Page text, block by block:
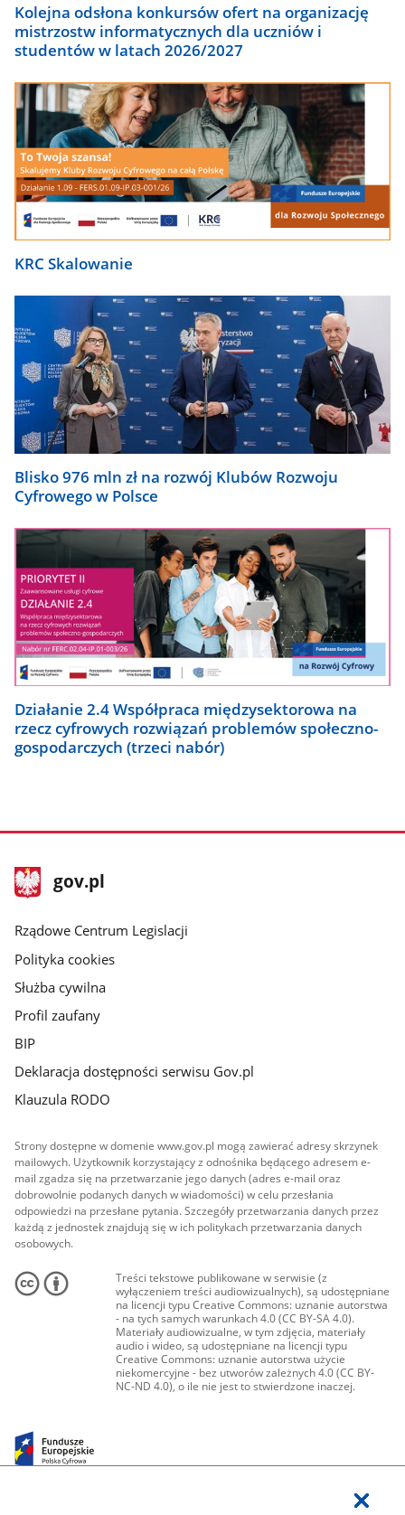
Kolejna odsłona konkursów ofert na organizację
mistrzostw informatycznych dla uczniów i
studentów w latach 2026/2027
KRC Skalowanie
Blisko 976 mln zł na rozwój Klubów Rozwoju
Cyfrowego w Polsce
Działanie 2.4 Współpraca międzysektorowa na
rzecz cyfrowych rozwiązań problemów społeczno-
gospodarczych (trzeci nabór)
stopka
gov.plStrona
gov.pl
Rządowe Centrum Legislacji
Polityka cookies
Służba cywilna
Profil zaufany
BIP
Deklaracja dostępności serwisu Gov.pl
Klauzula RODO
Strony dostępne w domenie www.gov.pl mogą zawierać adresy skrzynek
mailowych. Użytkownik korzystający z odnośnika będącego adresem e-
mail zgadza się na przetwarzanie jego danych (adres e-mail oraz
dobrowolnie podanych danych w wiadomości) w celu przesłania
odpowiedzi na przesłane pytania. Szczegóły przetwarzania danych przez
każdą z jednostek znajdują się w ich politykach przetwarzania danych
osobowych.
Treści tekstowe publikowane w serwisie (z
wyłączeniem treści audiowizualnych), są udostępniane
na licencji typu Creative Commons: uznanie autorstwa
- na tych samych warunkach 4.0 (CC BY-SA 4.0).
Materiały audiowizualne, w tym zdjęcia, materiały
audio i wideo, są udostępniane na licencji typu
Creative Commons: uznanie autorstwa użycie
niekomercyjne - bez utworów zależnych 4.0 (CC BY-
NC-ND 4.0), o ile nie jest to stwierdzone inaczej.